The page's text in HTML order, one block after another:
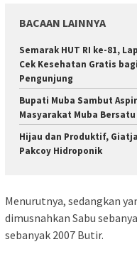
BACAAN LAINNYA
Semarak HUT RI ke-81,
Cek Kesehatan Gratis
Pengunjung
Bupati Muba Sambut
Masyarakat Muba Bersatu
Hijau dan Produktif,
Pakcoy Hidroponik
Menurutnya, sedangkan
dimusnahkan Sabu
sebanyak 2007 Butir.